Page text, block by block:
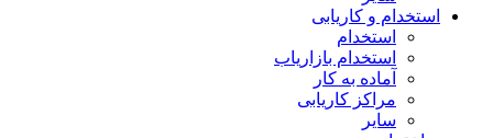
استخدام و کاریابی
استخدام
استخدام بازاریاب
آماده به کار
مراکز کاریابی
سایر